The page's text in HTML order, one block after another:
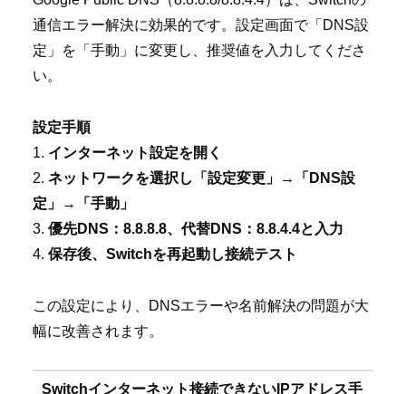
通信エラー解決に効果的です。設定画面で「DNS設
定」を「手動」に変更し、推奨値を入力してくださ
い。
設定手順
1. インターネット設定を開く
2. ネットワークを選択し「設定変更」→「DNS設
定」→「手動」
3. 優先DNS：8.8.8.8、代替DNS：8.8.4.4と入力
4. 保存後、Switchを再起動し接続テスト
この設定により、DNSエラーや名前解決の問題が大
幅に改善されます。
Switchインターネット接続できないIPアドレス手